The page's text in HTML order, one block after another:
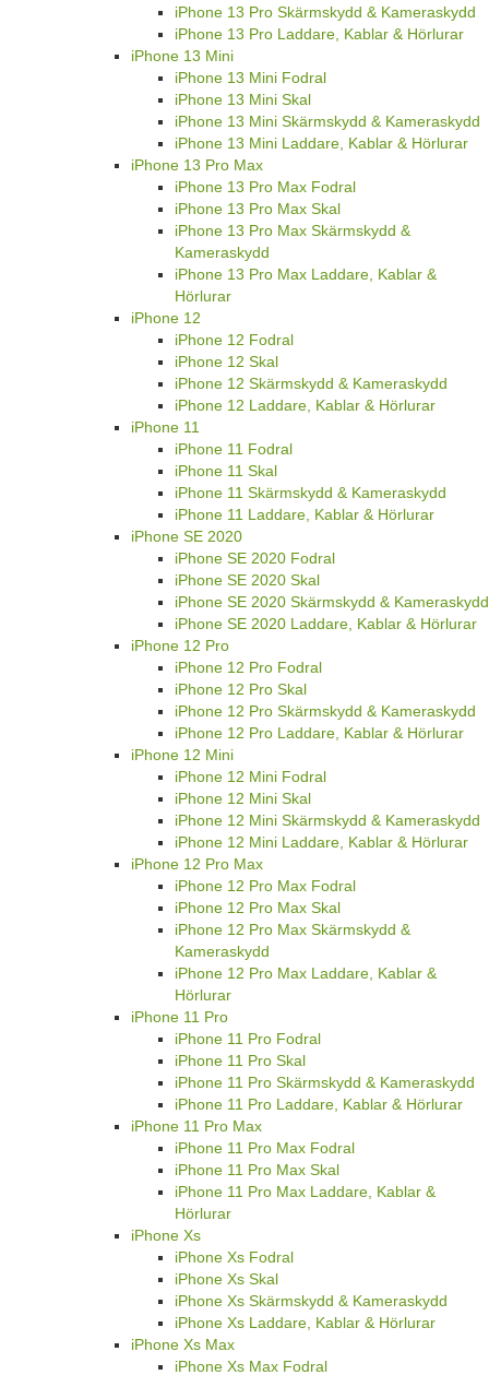
iPhone 13 Pro Skärmskydd & Kameraskydd
iPhone 13 Pro Laddare, Kablar & Hörlurar
iPhone 13 Mini
iPhone 13 Mini Fodral
iPhone 13 Mini Skal
iPhone 13 Mini Skärmskydd & Kameraskydd
iPhone 13 Mini Laddare, Kablar & Hörlurar
iPhone 13 Pro Max
iPhone 13 Pro Max Fodral
iPhone 13 Pro Max Skal
iPhone 13 Pro Max Skärmskydd &
Kameraskydd
iPhone 13 Pro Max Laddare, Kablar &
Hörlurar
iPhone 12
iPhone 12 Fodral
iPhone 12 Skal
iPhone 12 Skärmskydd & Kameraskydd
iPhone 12 Laddare, Kablar & Hörlurar
iPhone 11
iPhone 11 Fodral
iPhone 11 Skal
iPhone 11 Skärmskydd & Kameraskydd
iPhone 11 Laddare, Kablar & Hörlurar
iPhone SE 2020
iPhone SE 2020 Fodral
iPhone SE 2020 Skal
iPhone SE 2020 Skärmskydd & Kameraskydd
iPhone SE 2020 Laddare, Kablar & Hörlurar
iPhone 12 Pro
iPhone 12 Pro Fodral
iPhone 12 Pro Skal
iPhone 12 Pro Skärmskydd & Kameraskydd
iPhone 12 Pro Laddare, Kablar & Hörlurar
iPhone 12 Mini
iPhone 12 Mini Fodral
iPhone 12 Mini Skal
iPhone 12 Mini Skärmskydd & Kameraskydd
iPhone 12 Mini Laddare, Kablar & Hörlurar
iPhone 12 Pro Max
iPhone 12 Pro Max Fodral
iPhone 12 Pro Max Skal
iPhone 12 Pro Max Skärmskydd &
Kameraskydd
iPhone 12 Pro Max Laddare, Kablar &
Hörlurar
iPhone 11 Pro
iPhone 11 Pro Fodral
iPhone 11 Pro Skal
iPhone 11 Pro Skärmskydd & Kameraskydd
iPhone 11 Pro Laddare, Kablar & Hörlurar
iPhone 11 Pro Max
iPhone 11 Pro Max Fodral
iPhone 11 Pro Max Skal
iPhone 11 Pro Max Laddare, Kablar &
Hörlurar
iPhone Xs
iPhone Xs Fodral
iPhone Xs Skal
iPhone Xs Skärmskydd & Kameraskydd
iPhone Xs Laddare, Kablar & Hörlurar
iPhone Xs Max
iPhone Xs Max Fodral